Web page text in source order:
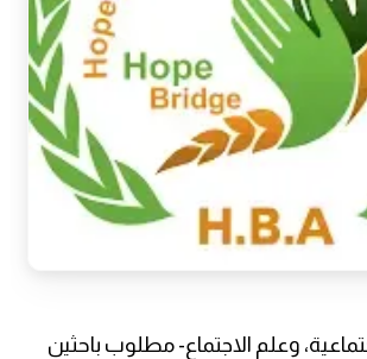
وعلم الاجتماع- مطلوب باحثين